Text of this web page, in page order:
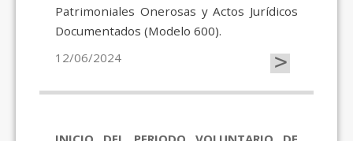
Patrimoniales Onerosas y Actos Jurídicos
Documentados (Modelo 600).
12/06/2024
>